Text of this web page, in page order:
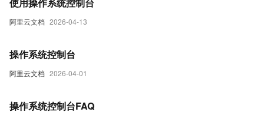
阿里云文档 2026-04-13
阿里云文档 2026-04-01
操作系统控制台
操作系统控制台FAQ